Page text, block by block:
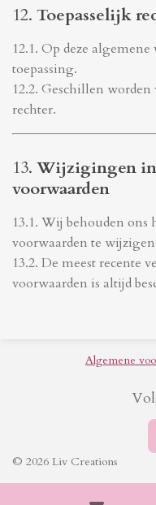
12. Toepasselijk
12.1. Op deze
toepassing.
12.2. Geschillen
rechter.
13. Wijzigingen in
voorwaarden
13.1. Wij behouden ons
voorwaarden te
13.2. De meest recente
voorwaarden is altijd
Algemene
© 2026 Liv Creations